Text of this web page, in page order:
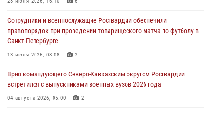
проходит в Сибири
09 августа 2026, 04:00
Росгвардейцы провели патриотическое занятие для детей на
08 августа 2026, 14:10 3
В ЛНР росгвардейцы провели тренировку по единоборствам для
23 июля 2026, 16:10 6
Сотрудники и военнослужащие Росгвардии обеспечили
правопорядок при проведении товарищеского матча по футболу в
Санкт-Петербурге
13 июля 2026, 08:08 2
Врио командующего Северо-Кавказским округом Росгвардии
встретился с выпускниками военных вузов 2026 года
04 августа 2026, 05:00 2